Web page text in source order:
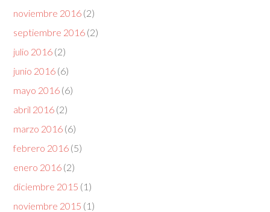
noviembre 2016 (2)
septiembre 2016 (2)
julio 2016 (2)
junio 2016 (6)
mayo 2016 (6)
abril 2016 (2)
marzo 2016 (6)
febrero 2016 (5)
enero 2016 (2)
diciembre 2015 (1)
noviembre 2015 (1)